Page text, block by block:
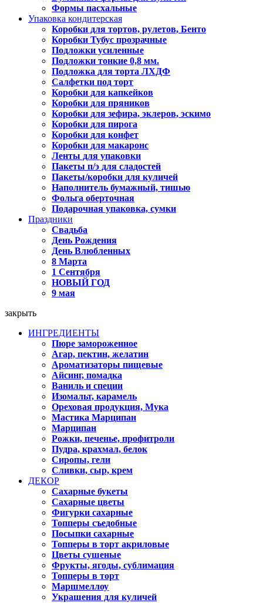
Формы пасхальные
Упаковка кондитерская
Коробки для тортов, рулетов, Бенто
Коробки Тубус прозрачные
Подложки усиленные
Подложки тонкие 0,8 мм.
Подложка для торта ЛХДФ
Салфетки под торт
Коробки для капкейков
Коробки для пряников
Коробки для зефира, эклеров, эскимо
Коробки для пирога
Коробки для конфет
Коробки для макаронс
Ленты для упаковки
Пакеты п/э для сладостей
Пакеты/коробки для куличей
Наполнитель бумажный, тишью
Фольга оберточная
Подарочная упаковка, сумки
Праздники
Свадьба
День Рождения
День Влюбленных
8 Марта
1 Сентября
НОВЫЙ ГОД
9 мая
закрыть
ИНГРЕДИЕНТЫ
Пюре замороженное
Агар, пектин, желатин
Ароматизаторы пищевые
Айсинг, помадка
Ваниль и специи
Изомальт, карамель
Ореховая продукция, Мука
Мастика Марципан
Марципан
Рожки, печенье, профитроли
Пудра, крахмал, белок
Сиропы, гели
Сливки, сыр, крем
ДЕКОР
Сахарные букеты
Сахарные цветы
Фигурки сахарные
Топперы съедобные
Посыпки сахарные
Топперы в торт акриловые
Цветы сушеные
Фрукты, ягоды, сублимация
Топперы в торт
Маршмеллоу
Украшения для куличей